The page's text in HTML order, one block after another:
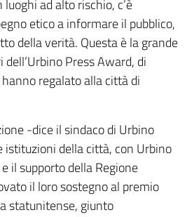
ad alto rischio, c’è
etico a informare il pubblico,
della verità. Questa è la grande
Press Award, di
regalato alla città di
-dice il sindaco di Urbino
istituzioni della città, con Urbino
il supporto della Regione
il loro sostegno al premio
statunitense, giunto